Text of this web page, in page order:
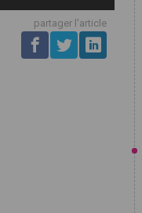
partager l'article